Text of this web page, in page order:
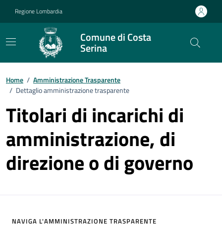
Regione Lombardia
Comune di Costa
Serina
Home / Amministrazione Trasparente
/ Dettaglio amministrazione trasparente
Titolari di incarichi di
amministrazione, di
direzione o di governo
NAVIGA L'AMMINISTRAZIONE TRASPARENTE